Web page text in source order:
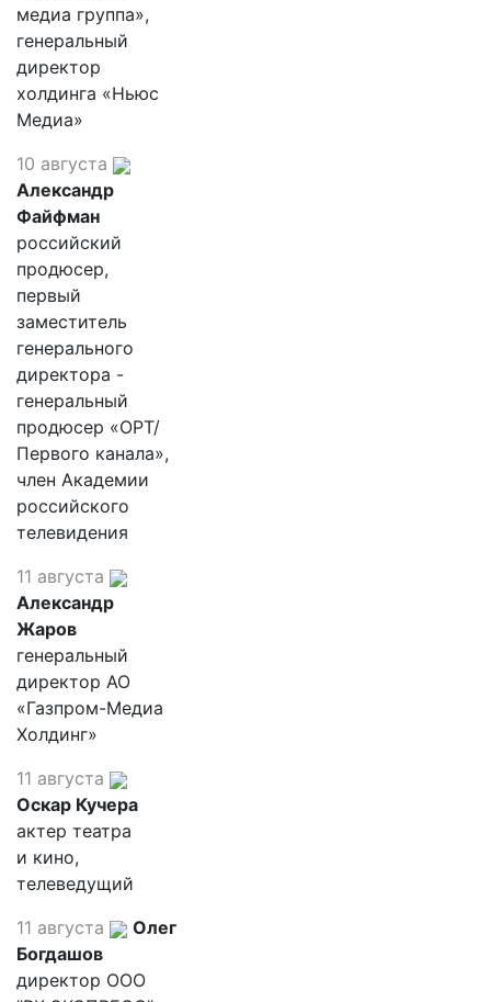
медиа группа»,
генеральный
директор
холдинга «Ньюс
Медиа»
10 августа
Александр
Файфман
российский
продюсер,
первый
заместитель
генерального
директора -
генеральный
продюсер «ОРТ/
Первого канала»,
член Академии
российского
телевидения
11 августа
Александр
Жаров
генеральный
директор АО
«Газпром-Медиа
Холдинг»
11 августа
Оскар Кучера
актер театра
и кино,
телеведущий
11 августа
Олег
Богдашов
директор ООО